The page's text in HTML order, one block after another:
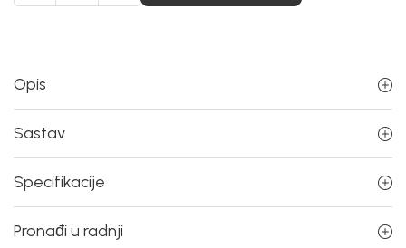
Opis
Sastav
Specifikacije
Pronađi u radnji